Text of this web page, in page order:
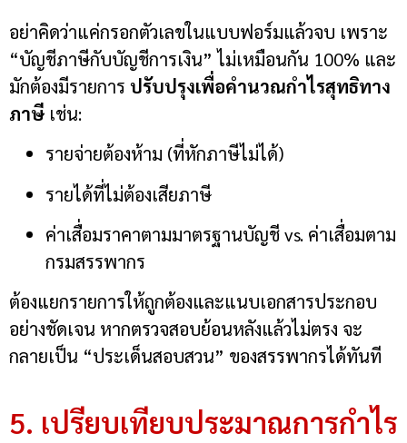
อย่าคิดว่าแค่กรอกตัวเลขในแบบฟอร์มแล้วจบ เพราะ
“บัญชีภาษีกับบัญชีการเงิน” ไม่เหมือนกัน 100% และ
มักต้องมีรายการ ปรับปรุงเพื่อคำนวณกำไรสุทธิทาง
ภาษี เช่น:
รายจ่ายต้องห้าม (ที่หักภาษีไม่ได้)
รายได้ที่ไม่ต้องเสียภาษี
ค่าเสื่อมราคาตามมาตรฐานบัญชี vs. ค่าเสื่อมตาม
กรมสรรพากร
ต้องแยกรายการให้ถูกต้องและแนบเอกสารประกอบ
อย่างชัดเจน หากตรวจสอบย้อนหลังแล้วไม่ตรง จะ
กลายเป็น “ประเด็นสอบสวน” ของสรรพากรได้ทันที
5. เปรียบเทียบประมาณการกำไร